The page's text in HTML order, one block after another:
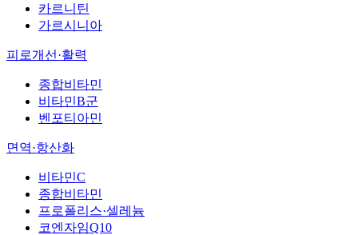
카르니틴
가르시니아
피로개선·활력
종합비타민
비타민B군
벤포티아민
면역·항산화
비타민C
종합비타민
프로폴리스·셀레늄
코엔자임Q10